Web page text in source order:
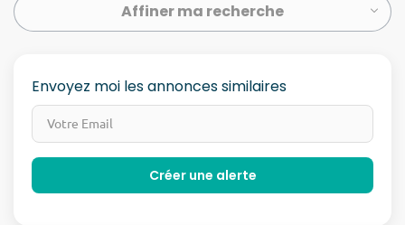
Affiner ma recherche
Envoyez moi les annonces similaires